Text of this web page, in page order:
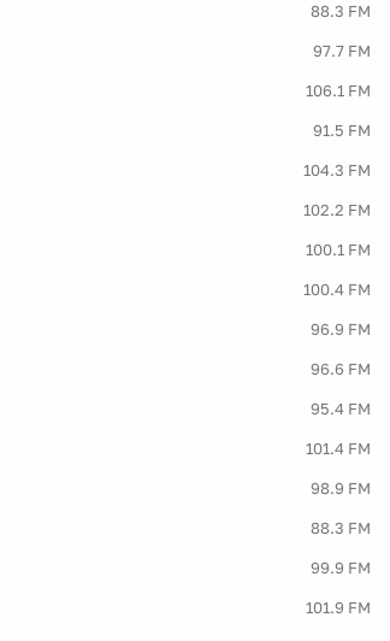
88.3 FM
97.7 FM
106.1 FM
91.5 FM
104.3 FM
102.2 FM
100.1 FM
100.4 FM
96.9 FM
96.6 FM
95.4 FM
101.4 FM
98.9 FM
88.3 FM
99.9 FM
101.9 FM